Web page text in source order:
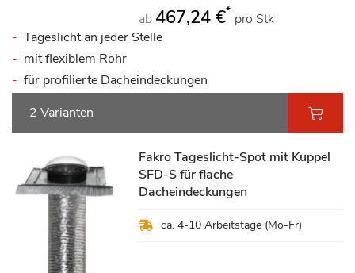
ab 467,24 €* pro Stk
Tageslicht an jeder Stelle
mit flexiblem Rohr
für profilierte Dacheindeckungen
2 Varianten
Fakro Tageslicht-Spot mit Kuppel
SFD-S für flache
Dacheindeckungen
ca. 4-10 Arbeitstage (Mo-Fr)